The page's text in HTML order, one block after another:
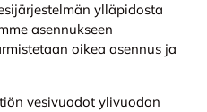
ylläpidosta
asennukseen
oikea asennus ja
vesivuodot ylivuodon